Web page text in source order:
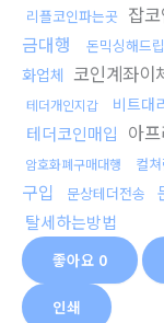
리플코인파는곳 잡
금대행
돈믹싱해드
화업체 코인계좌이
테더개인지갑 비트대
테더코인매입 아
암호화폐구매대행 컬
구입
문상테더전송
탈세하는방법
좋아요 0
인쇄